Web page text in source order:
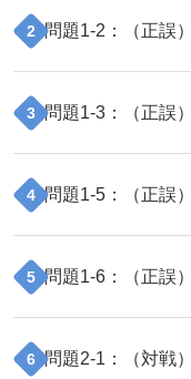
2 問題1-2 ：（正誤）
3 問題1-3 ：（正誤）
4 問題1-5 ：（正誤）
5 問題1-6 ：（正誤）
6 問題2-1 ：（対戦）